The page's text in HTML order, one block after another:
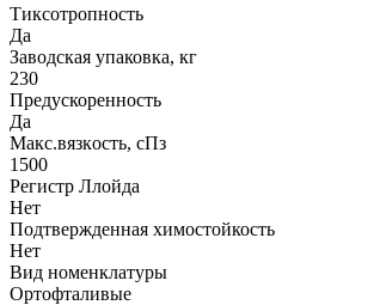
Тиксотропность
Да
Заводская упаковка, кг
230
Предускоренность
Да
Макс.вязкoсть, сПз
1500
Регистр Ллойда
Нет
Подтвержденная химостойкость
Нет
Вид номенклатуры
Ортофталивые